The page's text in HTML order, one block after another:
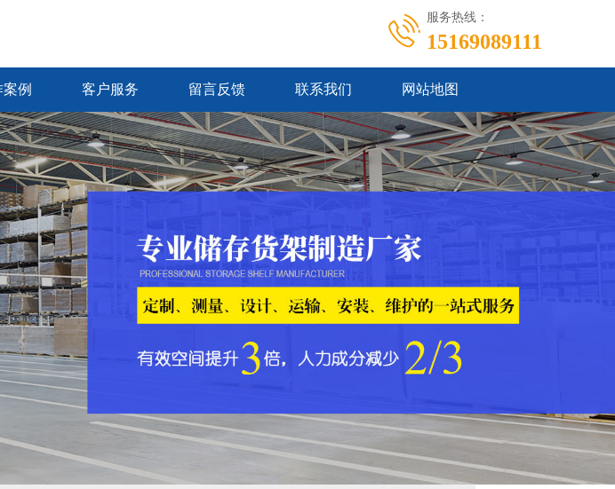
服务热线：
15169089111
例 客户服务 留言反馈 联系我们 网站地图